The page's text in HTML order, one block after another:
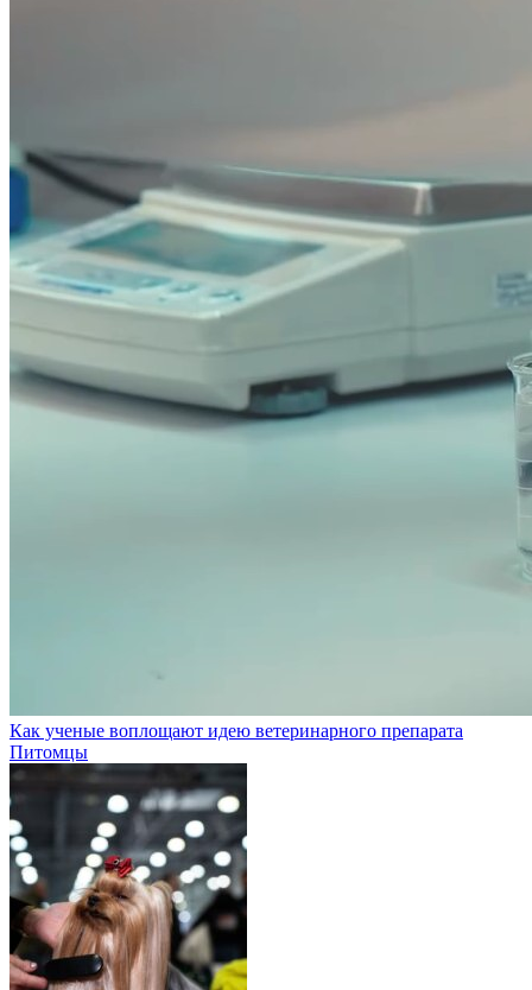
Как ученые воплощают идею ветеринарного препарата
Питомцы